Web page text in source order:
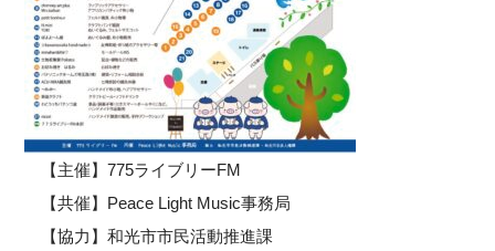
【主催】775ライブリーFM
【共催】Peace Light Music事務局
【協力】和光市市民活動推進課